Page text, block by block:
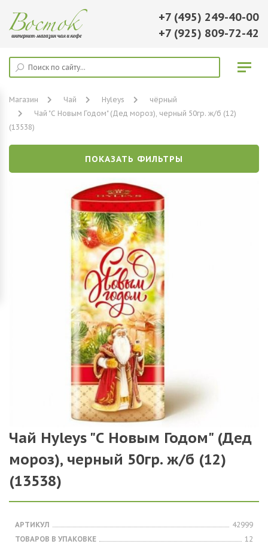
+7 (495) 249-40-00
+7 (925) 809-72-42
Магазин Чай Hyleys
чёрный
Чай "С Новым Годом" (Дед мороз), черный 50гр. ж/б (12)
(13538)
ПОКАЗАТЬ ФИЛЬТРЫ
Чай Hyleys "С Новым Годом" (Дед
мороз), черный 50гр. ж/б (12)
(13538)
АРТИКУЛ
42999
ТОВАРОВ В УПАКОВКЕ
12